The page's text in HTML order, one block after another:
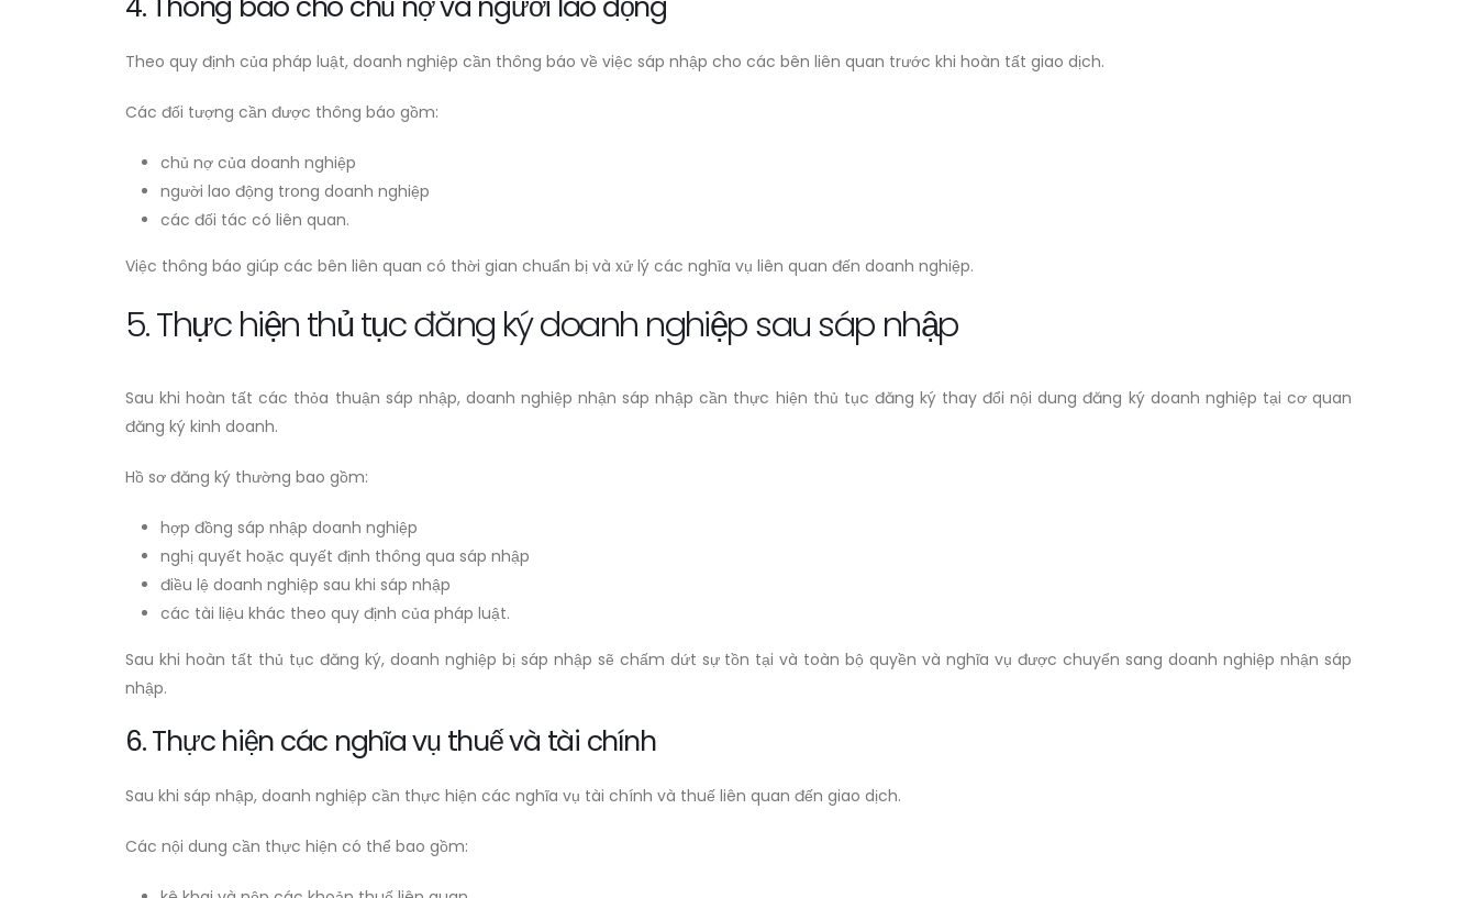
Theo quy định của pháp luật, doanh nghiệp cần thông báo về việc sáp nhập cho các bên liên quan trước khi hoàn tất giao dịch.
Các đối tượng cần được thông báo gồm:
chủ nợ của doanh nghiệp
người lao động trong doanh nghiệp
các đối tác có liên quan.
Việc thông báo giúp các bên liên quan có thời gian chuẩn bị và xử lý các nghĩa vụ liên quan đến doanh nghiệp.
5. Thực hiện thủ tục đăng ký doanh nghiệp sau sáp nhập
Sau khi hoàn tất các thỏa thuận sáp nhập, doanh nghiệp nhận sáp nhập cần thực hiện thủ tục đăng ký thay đổi nội dung đăng ký doanh nghiệp tại cơ quan
đăng ký kinh doanh.
Hồ sơ đăng ký thường bao gồm:
hợp đồng sáp nhập doanh nghiệp
nghị quyết hoặc quyết định thông qua sáp nhập
điều lệ doanh nghiệp sau khi sáp nhập
các tài liệu khác theo quy định của pháp luật.
Sau khi hoàn tất thủ tục đăng ký, doanh nghiệp bị sáp nhập sẽ chấm dứt sự tồn tại và toàn bộ quyền và nghĩa vụ được chuyển sang doanh nghiệp nhận sáp
nhập.
6. Thực hiện các nghĩa vụ thuế và tài chính
Sau khi sáp nhập, doanh nghiệp cần thực hiện các nghĩa vụ tài chính và thuế liên quan đến giao dịch.
Các nội dung cần thực hiện có thể bao gồm: